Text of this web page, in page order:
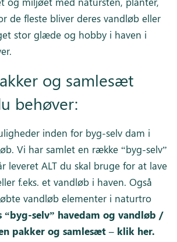
de fleste bliver deres vandløb eller
stor glæde og hobby i haven i
og samlesæt
behøver:
inden for byg-selv dam i
Vi har samlet en række “byg-selv”
leveret ALT du skal bruge for at lave
f.eks. et vandløb i haven. Også
vandløb elementer i naturtro
“byg-selv” havedam og vandløb /
pakker og samlesæt – klik her.